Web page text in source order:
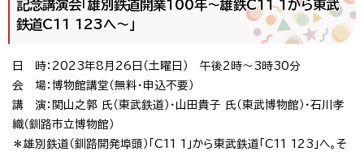
記念講演会「雄別鉄道開業100年〜雄鉄C11 1から東武
鉄道C11 123へ〜」
日 時：2023年8月26日（土曜日） 午後2時〜3時30分
会 場：博物館講堂（無料・申込不要）
講 演：関山之郭 氏（東武鉄道）・山田貴子 氏（東武博物館）・石川孝
織（釧路市立博物館）
＊雄別鉄道（釧路開発埠頭）「C11 1」から東武鉄道「C11 123」へ。そ